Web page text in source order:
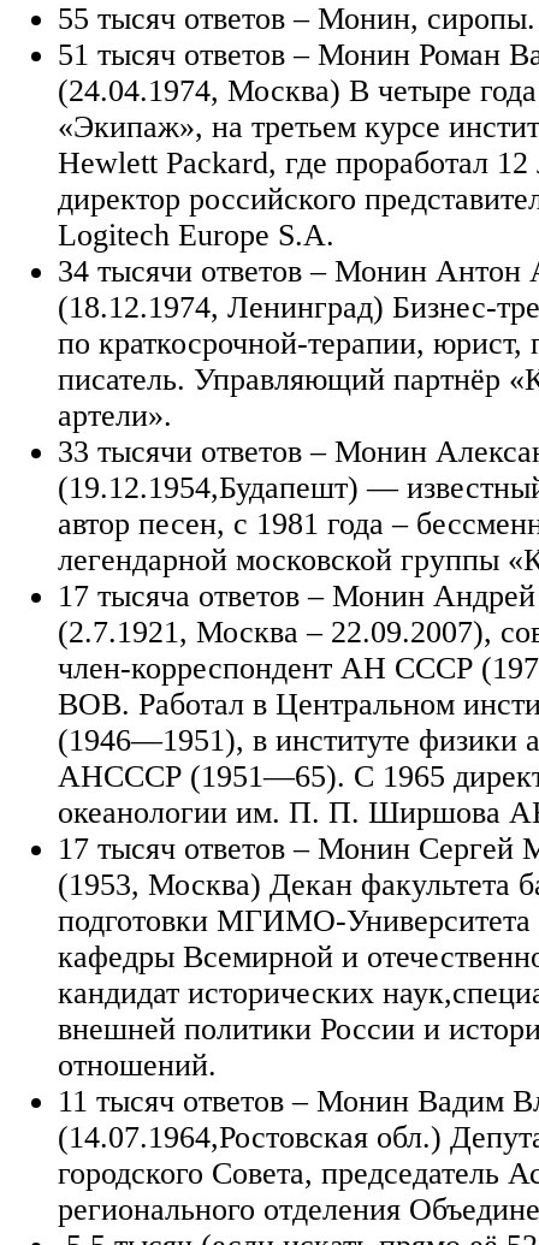
55 тысяч ответов – Монин, сиропы.
51 тысяч ответов – Монин Роман
(24.04.1974, Москва) В четыре
«Экипаж», на третьем курсе
Hewlett Packard, где проработал 12
директор российского
Logitech Europe S.A.
34 тысячи ответов – Монин Антон
(18.12.1974, Ленинград) Бизнес-
по краткосрочной-терапии, юрист,
писатель. Управляющий партнёр
артели».
33 тысячи ответов – Монин
(19.12.1954,Будапешт) —
автор песен, с 1981 года –
легендарной московской группы
17 тысяча ответов – Монин
(2.7.1921, Москва – 22.09.2007),
член-корреспондент АН СССР
ВОВ. Работал в Центральном
(1946—1951), в институте физики
АНСССР (1951—65). С 1965
океанологии им. П. П. Ширшова
17 тысяч ответов – Монин Сергей
(1953, Москва) Декан факультета
подготовки МГИМО-
кафедры Всемирной и
кандидат исторических
внешней политики России и
отношений.
11 тысяч ответов – Монин Вадим
(14.07.1964,Ростовская обл.)
городского Совета, председатель
регионального отделения